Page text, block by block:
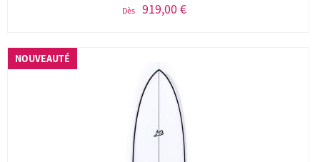
Dès 919,00 €
NOUVEAUTÉ